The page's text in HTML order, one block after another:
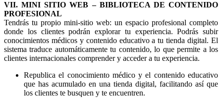
VII. MINI SITIO WEB – BIBLIOTECA DE CONTENIDO
PROFESIONAL
Tendrás tu propio mini-sitio web: un espacio profesional completo
donde los clientes podrán explorar tu experiencia. Podrás subir
conocimientos médicos y contenido educativo a tu tienda digital. El
sistema traduce automáticamente tu contenido, lo que permite a los
clientes internacionales comprender y acceder a tu experiencia.
Republica el conocimiento médico y el contenido educativo
que has acumulado en una tienda digital, facilitando así que
los clientes te busquen y te encuentren.